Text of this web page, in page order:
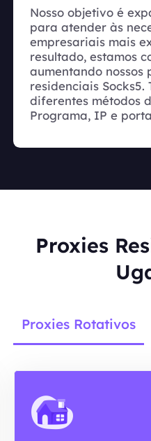
Nosso objetivo é
para atender às
empresariais mais
resultado, estamos
aumentando nossos
residenciais Socks5.
diferentes métodos
Programa, IP e
Proxies
Proxies Rotativos